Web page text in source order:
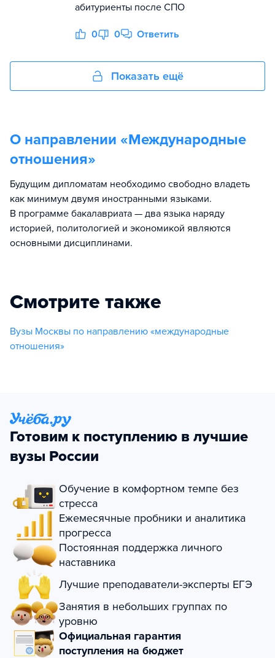
абитуриенты после СПО
0 0 Ответить
Показать ещё
О направлении «Международные
отношения»
Будущим дипломатам необходимо свободно владеть
как минимум двумя иностранными языками.
В программе бакалавриата — два языка наряду
историей, политологией и экономикой являются
основными дисциплинами.
Смотрите также
Вузы Москвы по направлению «международные
отношения»
Готовим к поступлению в лучшие
вузы России
Обучение в комфортном темпе без
стресса
Ежемесячные пробники и аналитика
прогресса
Постоянная поддержка личного
наставника
Лучшие преподаватели-эксперты ЕГЭ
Занятия в небольших группах по
уровню
Официальная гарантия
поступления на бюджет